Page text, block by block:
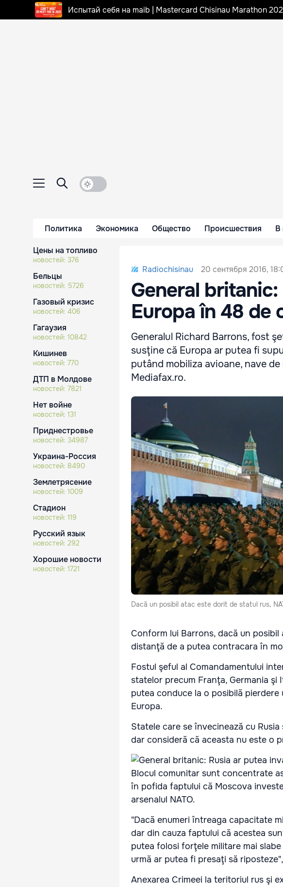
Испытай себя на maib | Mastercard Chisinau Marathon
Политика Экономика Общество Происшествия В
Цены на топливо
новостей: 376
Бельцы
новостей: 5726
Газовый кризис
новостей: 406
Гагаузия
новостей: 10842
Кишинев
новостей: 770
ДТП в Молдове
новостей: 7821
Нет войне
новостей: 131
Приднестровье
новостей: 34987
Украина-Россия
новостей: 8490
Землетрясение
новостей: 1009
Стадион
новостей: 119
Русский язык
новостей: 292
Хорошие новости
новостей: 1721
Radiochisinau 20 сентября 2016,
General
Europa în 48 de
Generalul Richard Barrons, fost
susţine că Europa ar putea fi
putând mobiliza avioane, nave
Mediafax.ro.
Dacă un posibil atac este dorit de statul rus,
Conform lui Barrons, dacă un
distanţă de a putea contracara în
Fostul şeful al Comandamentului
statelor precum Franţa, Germania şi
putea conduce la o posibilă
Europa.
Statele care se învecinează cu
dar consideră că aceasta nu este o
Blocul comunitar sunt concentrate
în pofida faptului că Moscova
arsenalul NATO.
"Dacă enumeri întreaga capacitate
dar din cauza faptului că acestea
putea folosi forţele militare mai
urmă ar putea fi presaţi să
Anexarea Crimeei la teritoriul rus şi